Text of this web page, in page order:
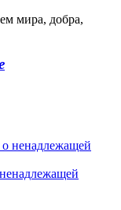
мира, добра,